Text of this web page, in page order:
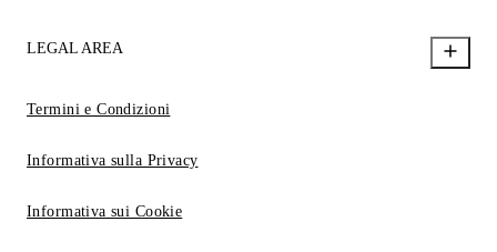
LEGAL AREA
Termini e Condizioni
Informativa sulla Privacy
Informativa sui Cookie